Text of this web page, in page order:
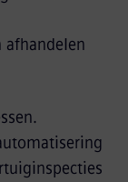
afhandelen